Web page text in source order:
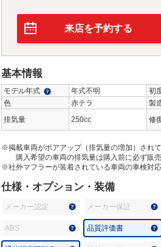
来店を予約する
基本情報
モデル年式 年式不明 初
色
赤テラ 製
排気量
250cc 修
※掲載車両がボアアップ（排気量の増加）され
購入希望の車両の排気量は購入前に必ず販売
※社外マフラーが装着されている車両の車検対
仕様・オプション・装備
メーカー認定 メーカー保証
ABS 品質評価書